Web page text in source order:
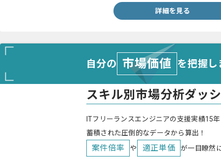
詳細を見る
自分の 市場価値 を把握
スキル別市場分析ダッ
ITフリーランスエンジニアの支援実績15
蓄積された圧倒的なデータから算出！
案件倍率 や 適正単価 が一目瞭然